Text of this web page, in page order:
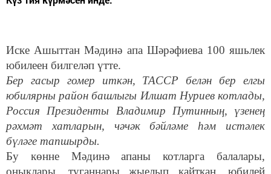
Иске Ашыттан Мәдинә апа Шәрәфиева 100 яшьлек
юбилеен билгеләп үтте.
Бер гасыр гомер иткән, ТАССР белән бер елгы
юбилярны район башлыгы Илшат Нуриев котлады,
Россия Президенты Владимир Путинның, үзенең
рәхмәт хатларын, чәчәк бәйләме һәм истәлек
бүләге тапшырды.
Бу көнне Мәдинә апаны котларга балалары,
оныклары, туганнары җыелып кайткан, юбилей